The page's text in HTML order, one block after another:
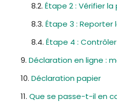
Étape 2 : Vérifier
Étape 3 :
Étape 4 :
Déclaration en ligne :
Déclaration papier
Que se passe-t-il en